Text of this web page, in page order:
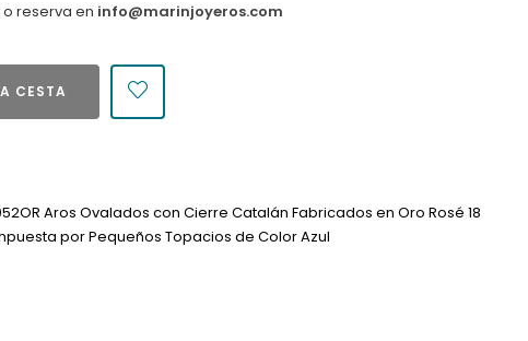
reserva en info@marinjoyeros.com
CESTA
Aros Ovalados con Cierre Catalán Fabricados en Oro Rosé 18
por Pequeños Topacios de Color Azul